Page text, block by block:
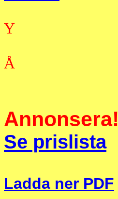
Y
Å
Annonsera!
Se prislista
Ladda ner PDF